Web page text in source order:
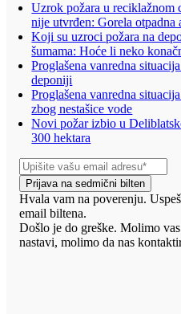
Uzrok požara u reciklažnom
nije utvrđen: Gorela otpadna
Koji su uzroci požara na
šumama: Hoće li neko
Proglašena vanredna
deponiji
Proglašena vanredna
zbog nestašice vode
Novi požar izbio u
300 hektara
Prijava na sedmični bilten
Hvala vam na poverenju.
email biltena.
Došlo je do greške. Molimo
nastavi, molimo da nas